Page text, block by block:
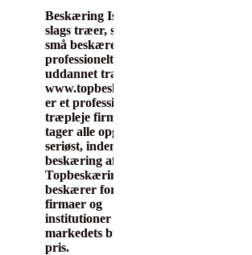
Beskæring Ishøj, alle
slags træer, store som
små beskæres af top
professionelt team af
uddannet træfælder.
www.topbeskæring.dk
er et professionelt
træpleje firma, der
tager alle opgaver
seriøst, inden for
beskæring af træer.
Topbeskæring.dk
beskærer for private,
firmaer og
institutioner til
markedets billigste
pris.